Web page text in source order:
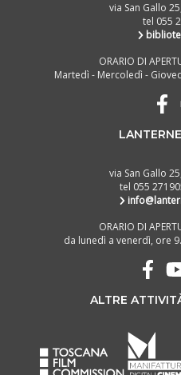
via San Gallo
tel 055
ORARIO DI
Martedì - Mercoledì -
via San Gallo
tel 055
ORARIO DI
da lunedì a venerdì, ore
ALTRE